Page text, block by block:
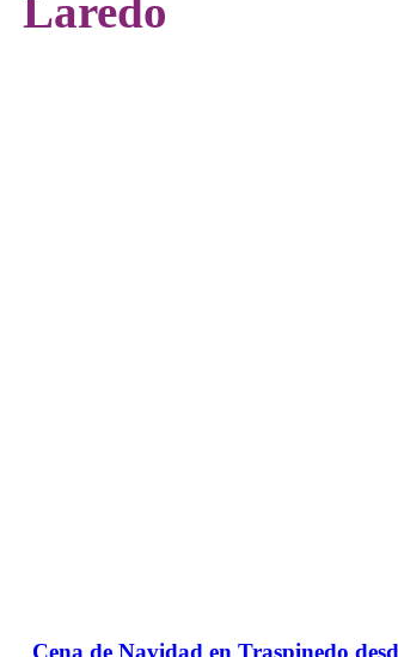
Laredo
Cena de Navidad en Traspinedo